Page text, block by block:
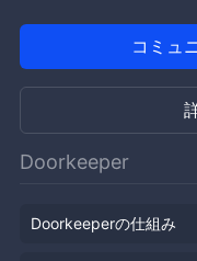
コミュ
Doorkeeper
Doorkeeperの仕組み